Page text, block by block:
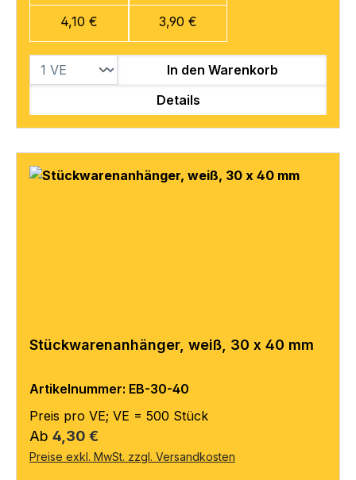
4,10 € 3,90 €
In den Warenkorb
Details
Stückwarenanhänger, weiß, 30 x 40 mm
Artikelnummer: EB-30-40
Preis pro VE; VE = 500 Stück
Regulärer Preis:
Ab 4,30 €
Preise exkl. MwSt. zzgl. Versandkosten